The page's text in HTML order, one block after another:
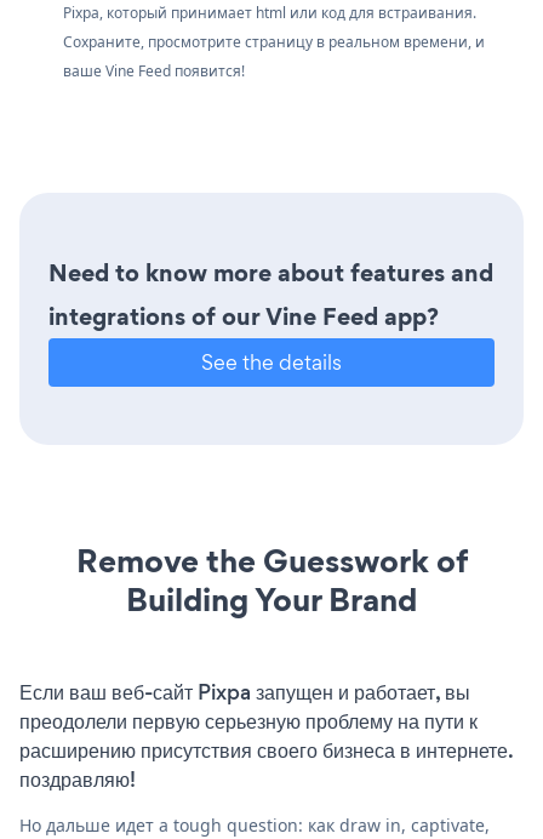
Pixpa, который принимает html или код для встраивания.
Сохраните, просмотрите страницу в реальном времени, и
ваше Vine Feed появится!
Need to know more about features and
integrations of our Vine Feed app?
See the details
Remove the Guesswork of
Building Your Brand
Если ваш веб-сайт Pixpa запущен и работает, вы
преодолели первую серьезную проблему на пути к
расширению присутствия своего бизнеса в интернете.
поздравляю!
Но дальше идет a tough question: как draw in, captivate,